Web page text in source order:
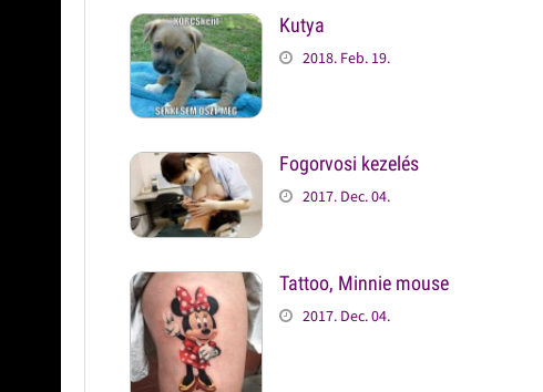
Kutya
2018. Feb. 19.
Fogorvosi kezelés
2017. Dec. 04.
Tattoo, Minnie mouse
2017. Dec. 04.